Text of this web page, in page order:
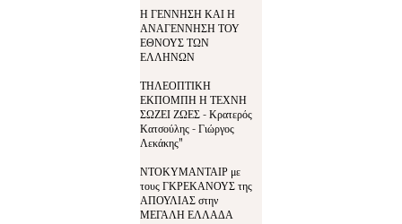
Η ΓΕΝΝΗΣΗ ΚΑΙ Η
ΑΝΑΓΕΝΝΗΣΗ ΤΟΥ
ΕΘΝΟΥΣ ΤΩΝ
ΕΛΛΗΝΩΝ
ΤΗΛΕΟΠΤΙΚΗ
ΕΚΠΟΜΠΗ Η ΤΕΧΝΗ
ΣΩΖΕΙ ΖΩΕΣ - Κρατερός
Κατσούλης - Γιώργος
Λεκάκης"
ΝΤΟΚΥΜΑΝΤΑΙΡ με
τους ΓΚΡΕΚΑΝΟΥΣ της
ΑΠΟΥΛΙΑΣ στην
ΜΕΓΑΛΗ ΕΛΛΑΔΑ